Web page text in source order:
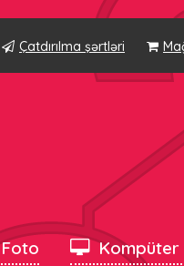
Çatdırılma şərtləri
Kompüter